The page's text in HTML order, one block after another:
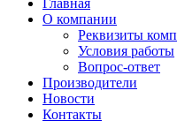
Главная
О компании
Реквизиты
Условия работы
Вопрос-ответ
Производители
Новости
Контакты